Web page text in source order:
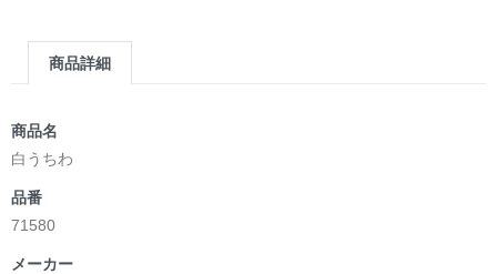
商品詳細
商品名
白うちわ
品番
71580
メーカー